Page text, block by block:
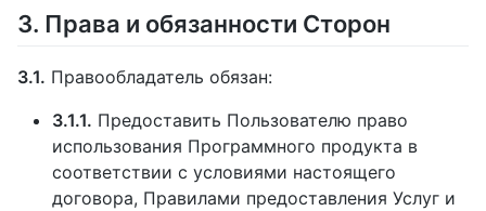
3. Права и обязанности Сторон
3.1. Правообладатель обязан:
3.1.1. Предоставить Пользователю право
использования Программного продукта в
соответствии с условиями настоящего
договора, Правилами предоставления Услуг и